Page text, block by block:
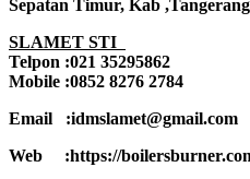
Sepatan Timur, Kab
SLAMET STI
Telpon :021 35295862
Mobile :0852 8276 2784
Email :idmslamet@gmail.com
Web :https://